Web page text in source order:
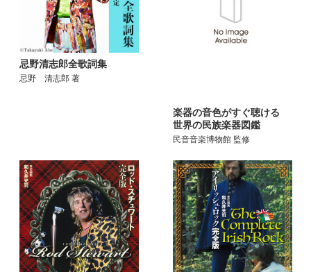
忌野清志郎全歌詞集
忌野 清志郎 著
楽器の音色がすぐ聴ける
世界の民族楽器図鑑
民音音楽博物館 監修